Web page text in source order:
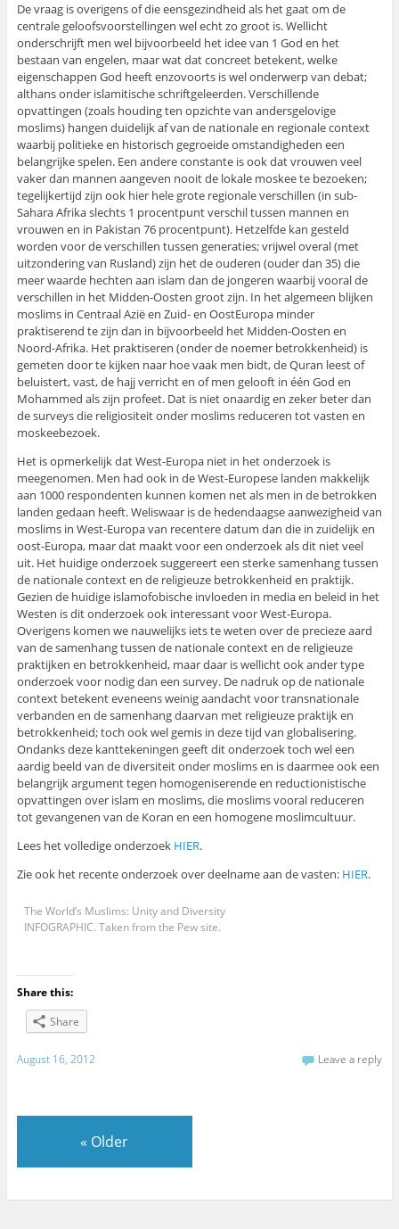
De vraag is overigens of die eensgezindheid als het gaat om de
centrale geloofsvoorstellingen wel echt zo groot is. Wellicht
onderschrijft men wel bijvoorbeeld het idee van 1 God en het
bestaan van engelen, maar wat dat concreet betekent, welke
eigenschappen God heeft enzovoorts is wel onderwerp van debat;
althans onder islamitische schriftgeleerden. Verschillende
opvattingen (zoals houding ten opzichte van andersgelovige
moslims) hangen duidelijk af van de nationale en regionale context
waarbij politieke en historisch gegroeide omstandigheden een
belangrijke spelen. Een andere constante is ook dat vrouwen veel
vaker dan mannen aangeven nooit de lokale moskee te bezoeken;
tegelijkertijd zijn ook hier hele grote regionale verschillen (in sub-
Sahara Afrika slechts 1 procentpunt verschil tussen mannen en
vrouwen en in Pakistan 76 procentpunt). Hetzelfde kan gesteld
worden voor de verschillen tussen generaties; vrijwel overal (met
uitzondering van Rusland) zijn het de ouderen (ouder dan 35) die
meer waarde hechten aan islam dan de jongeren waarbij vooral de
verschillen in het Midden-Oosten groot zijn. In het algemeen blijken
moslims in Centraal Azië en Zuid- en OostEuropa minder
praktiserend te zijn dan in bijvoorbeeld het Midden-Oosten en
Noord-Afrika. Het praktiseren (onder de noemer betrokkenheid) is
gemeten door te kijken naar hoe vaak men bidt, de Quran leest of
beluistert, vast, de hajj verricht en of men gelooft in één God en
Mohammed als zijn profeet. Dat is niet onaardig en zeker beter dan
de surveys die religiositeit onder moslims reduceren tot vasten en
moskeebezoek.
Het is opmerkelijk dat West-Europa niet in het onderzoek is
meegenomen. Men had ook in de West-Europese landen makkelijk
aan 1000 respondenten kunnen komen net als men in de betrokken
landen gedaan heeft. Weliswaar is de hedendaagse aanwezigheid van
moslims in West-Europa van recentere datum dan die in zuidelijk en
oost-Europa, maar dat maakt voor een onderzoek als dit niet veel
uit. Het huidige onderzoek suggereert een sterke samenhang tussen
de nationale context en de religieuze betrokkenheid en praktijk.
Gezien de huidige islamofobische invloeden in media en beleid in het
Westen is dit onderzoek ook interessant voor West-Europa.
Overigens komen we nauwelijks iets te weten over de precieze aard
van de samenhang tussen de nationale context en de religieuze
praktijken en betrokkenheid, maar daar is wellicht ook ander type
onderzoek voor nodig dan een survey. De nadruk op de nationale
context betekent eveneens weinig aandacht voor transnationale
verbanden en de samenhang daarvan met religieuze praktijk en
betrokkenheid; toch ook wel gemis in deze tijd van globalisering.
Ondanks deze kanttekeningen geeft dit onderzoek toch wel een
aardig beeld van de diversiteit onder moslims en is daarmee ook een
belangrijk argument tegen homogeniserende en reductionistische
opvattingen over islam en moslims, die moslims vooral reduceren
tot gevangenen van de Koran en een homogene moslimcultuur.
Lees het volledige onderzoek HIER.
Zie ook het recente onderzoek over deelname aan de vasten: HIER.
The World’s Muslims: Unity and Diversity
INFOGRAPHIC. Taken from the Pew site.
Share this:
Share
August 16, 2012 Leave a reply
« Older